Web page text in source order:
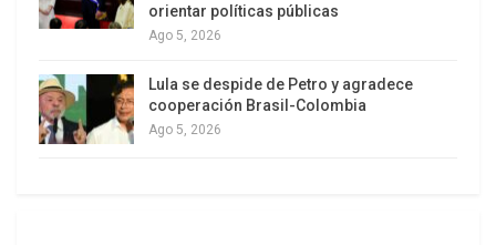
Constitucional por la Patria y la avenida Seis de
Esto despertó la ira del Ejecutivo y de los
orientar políticas públicas
Ago 5, 2026
Lula se despide de Petro y agradece
cooperación Brasil-Colombia
Ago 5, 2026